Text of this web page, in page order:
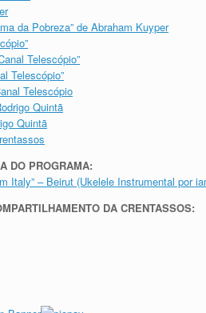
da Pobreza” de Abraham Kuyper
Telescópio”
Telescópio”
Telescópio
Quintã
Quintã
DO PROGRAMA:
Italy” – Beirut (Ukelele Instrumental por
DA CRENTASSOS: